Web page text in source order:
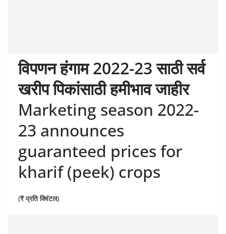
विपणन हंगाम 2022-23 साठी सर्व
खरीप पिकांसाठी हमीभाव जाहीर
Marketing season 2022-
23 announces
guaranteed prices for
kharif (peek) crops
(₹ प्रति क्विंटल)